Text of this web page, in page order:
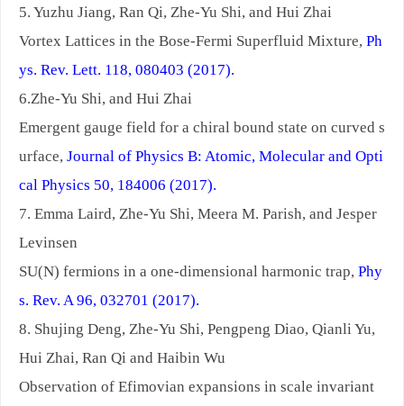
5. Yuzhu Jiang, Ran Qi, Zhe-Yu Shi, and Hui Zhai
Vortex Lattices in the Bose-Fermi Superfluid Mixture, Ph
ys. Rev. Lett. 118, 080403 (2017).
6.Zhe-Yu Shi, and Hui Zhai
Emergent gauge field for a chiral bound state on curved s
urface, Journal of Physics B: Atomic, Molecular and Opti
cal Physics 50, 184006 (2017).
7. Emma Laird, Zhe-Yu Shi, Meera M. Parish, and Jesper
Levinsen
SU(N) fermions in a one-dimensional harmonic trap, Phy
s. Rev. A 96, 032701 (2017).
8. Shujing Deng, Zhe-Yu Shi, Pengpeng Diao, Qianli Yu,
Hui Zhai, Ran Qi and Haibin Wu
Observation of Efimovian expansions in scale invariant